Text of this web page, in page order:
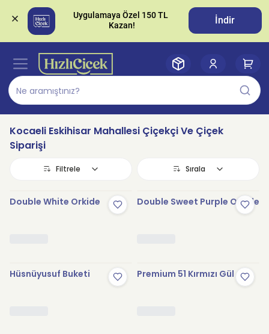
Uygulamaya Özel 150 TL
İndir
Kocaeli Eskihisar Mahallesi Çiçekçi Ve Çiçek
Siparişi
Filtrele Sırala
Double White Orkide Double Sweet Purple Orkide
Hüsnüyusuf Buketi Premium 51 Kırmızı Gül